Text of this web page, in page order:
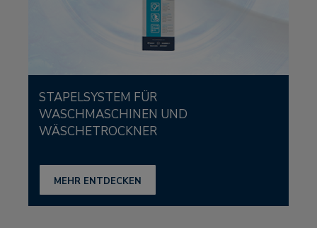
STAPELSYSTEM FÜR
WASCHMASCHINEN UND
WÄSCHETROCKNER
MEHR ENTDECKEN